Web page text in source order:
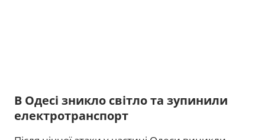
В Одесі зникло світло та зупинили
електротранспорт